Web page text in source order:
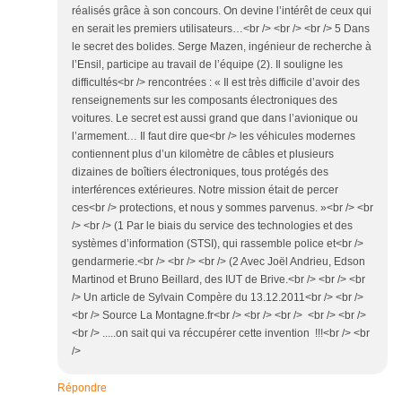
réalisés grâce à son concours. On devine l’intérêt de ceux qui
en serait les premiers utilisateurs…<br /> <br /> <br /> 5 Dans
le secret des bolides. Serge Mazen, ingénieur de recherche à
l’Ensil, participe au travail de l’équipe (2). Il souligne les
difficultés<br /> rencontrées : « Il est très difficile d’avoir des
renseignements sur les composants électroniques des
voitures. Le secret est aussi grand que dans l’avionique ou
l’armement… Il faut dire que<br /> les véhicules modernes
contiennent plus d’un kilomètre de câbles et plusieurs
dizaines de boîtiers électroniques, tous protégés des
interférences extérieures. Notre mission était de percer
ces<br /> protections, et nous y sommes parvenus. »<br /> <br
/> <br /> (1 Par le biais du service des technologies et des
systèmes d’information (STSI), qui rassemble police et<br />
gendarmerie.<br /> <br /> <br /> (2 Avec Joël Andrieu, Edson
Martinod et Bruno Beillard, des IUT de Brive.<br /> <br /> <br
/> Un article de Sylvain Compère du 13.12.2011<br /> <br />
<br /> Source La Montagne.fr<br /> <br /> <br /> <br /> <br />
<br /> .....on sait qui va réccupérer cette invention !!!<br /> <br
/>
Répondre